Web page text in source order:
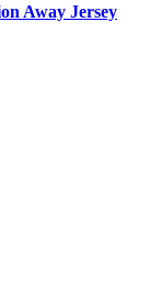
Away Jersey